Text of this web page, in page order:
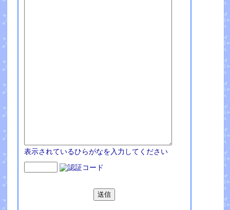
表示されているひらがなを入力してください